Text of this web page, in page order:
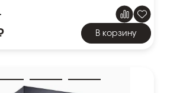
В корзину